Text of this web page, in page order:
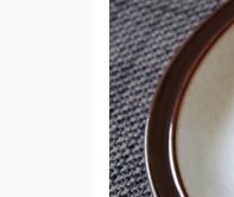
皮に包まれてい
とができるんです
にんにくを丸ご
のまま。
揚げ上がりの状
けむき、根元の
フライパンにに
がふつふつと出